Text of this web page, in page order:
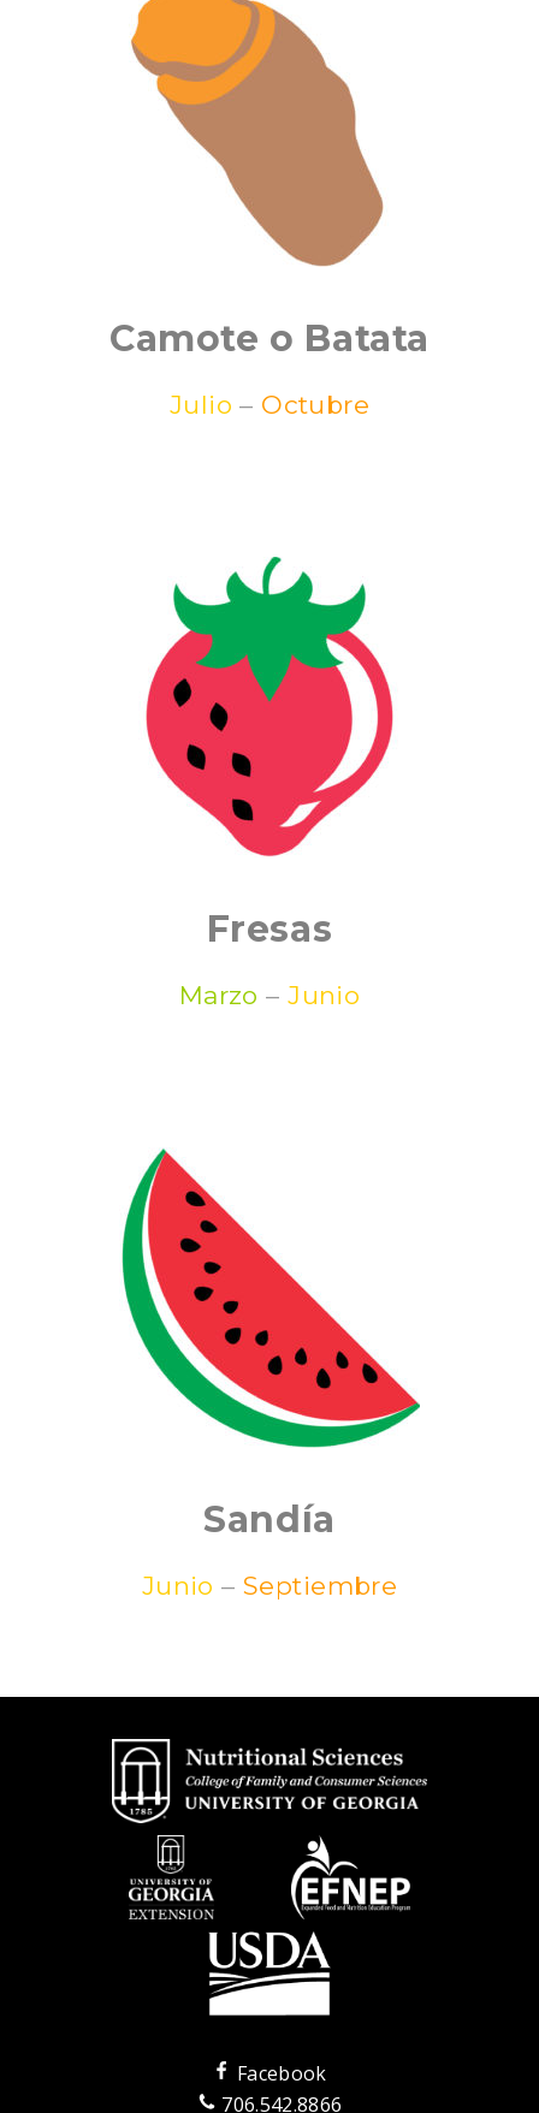
Camote o Batata
Julio – Octubre
Fresas
Marzo – Junio
Sandía
Junio – Septiembre
Facebook
706.542.8866